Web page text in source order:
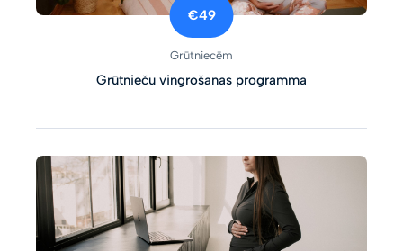
€49
Grūtniecēm
Grūtnieču vingrošanas programma